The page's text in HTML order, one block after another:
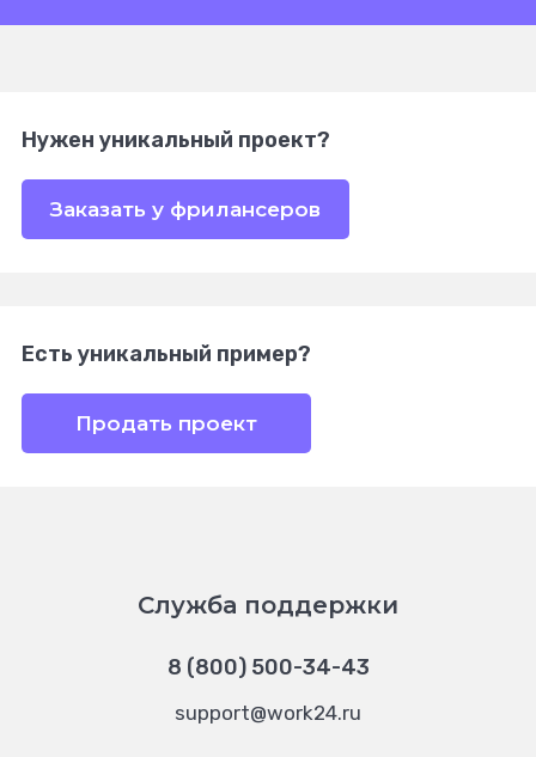
Нужен уникальный проект?
Заказать у фрилансеров
Есть уникальный пример?
Продать проект
Служба поддержки
8 (800) 500-34-43
support@work24.ru